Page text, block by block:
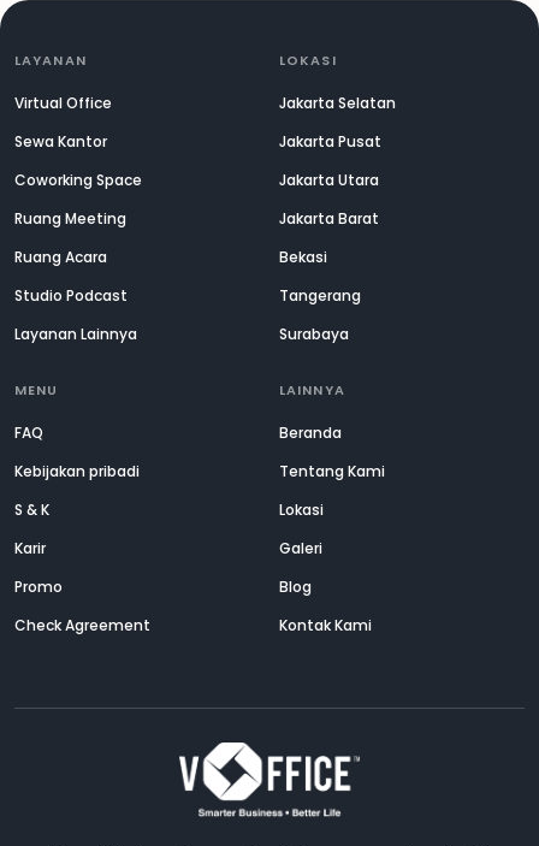
LAYANAN
Virtual Office
Sewa Kantor
Coworking Space
Ruang Meeting
Ruang Acara
Studio Podcast
Layanan Lainnya
LOKASI
Jakarta Selatan
Jakarta Pusat
Jakarta Utara
Jakarta Barat
Bekasi
Tangerang
Surabaya
MENU
FAQ
Kebijakan pribadi
S & K
Karir
Promo
Check Agreement
LAINNYA
Beranda
Tentang Kami
Lokasi
Galeri
Blog
Kontak Kami